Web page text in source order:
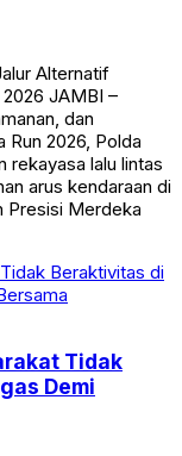
Alternatif
JAMBI –
dan
2026, Polda
rekayasa lalu lintas
arus kendaraan di
Presisi Merdeka
Tidak
Demi